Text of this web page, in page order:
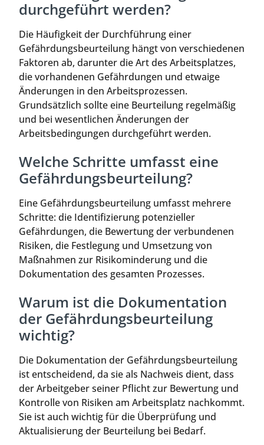
durchgeführt werden?
Die Häufigkeit der Durchführung einer
Gefährdungsbeurteilung hängt von verschiedenen
Faktoren ab, darunter die Art des Arbeitsplatzes,
die vorhandenen Gefährdungen und etwaige
Änderungen in den Arbeitsprozessen.
Grundsätzlich sollte eine Beurteilung regelmäßig
und bei wesentlichen Änderungen der
Arbeitsbedingungen durchgeführt werden.
Welche Schritte umfasst eine
Gefährdungsbeurteilung?
Eine Gefährdungsbeurteilung umfasst mehrere
Schritte: die Identifizierung potenzieller
Gefährdungen, die Bewertung der verbundenen
Risiken, die Festlegung und Umsetzung von
Maßnahmen zur Risikominderung und die
Dokumentation des gesamten Prozesses.
Warum ist die Dokumentation
der Gefährdungsbeurteilung
wichtig?
Die Dokumentation der Gefährdungsbeurteilung
ist entscheidend, da sie als Nachweis dient, dass
der Arbeitgeber seiner Pflicht zur Bewertung und
Kontrolle von Risiken am Arbeitsplatz nachkommt.
Sie ist auch wichtig für die Überprüfung und
Aktualisierung der Beurteilung bei Bedarf.